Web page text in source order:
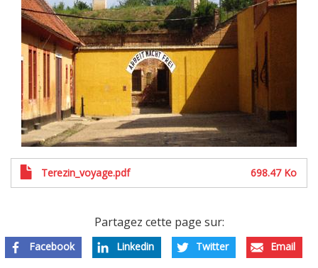
Terezin_voyage.pdf 698.47 Ko
Partagez cette page sur:
Facebook Linkedin Twitter Email